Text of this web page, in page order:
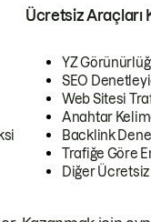
Ücretsiz Araçları
YZ
SEO
Web Sitesi
Anahtar
Backlink
Trafiğe Göre
Diğer